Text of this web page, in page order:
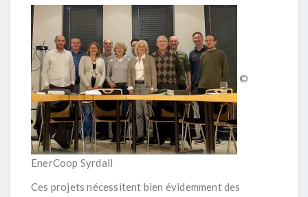
©
EnerCoop Syrdall
Ces projets nécessitent bien évidemment des